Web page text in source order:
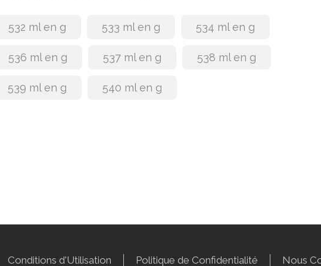
532 ml en g 533 ml en g 534 ml en g
536 ml en g 537 ml en g 538 ml en g
539 ml en g 540 ml en g
Conditions d'Utilisation Politique de Confidentialité Nous